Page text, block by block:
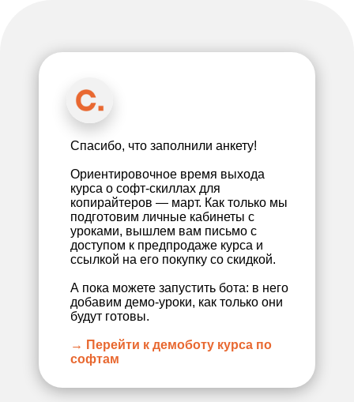
Спасибо, что заполнили анкету!
Ориентировочное время выхода
курса о софт-скиллах для
копирайтеров — март. Как только мы
подготовим личные кабинеты с
уроками, вышлем вам письмо с
доступом к предпродаже курса и
ссылкой на его покупку со скидкой.
А пока можете запустить бота: в него
добавим демо-уроки, как только они
будут готовы.
→ Перейти к демоботу курса по
софтам